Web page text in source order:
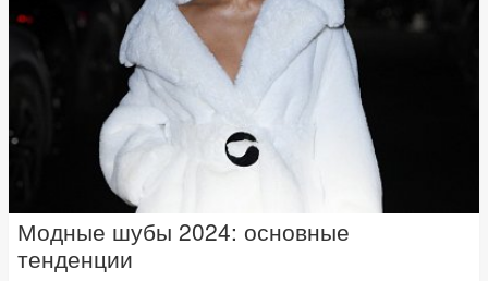
Модные шубы 2024: основные
тенденции